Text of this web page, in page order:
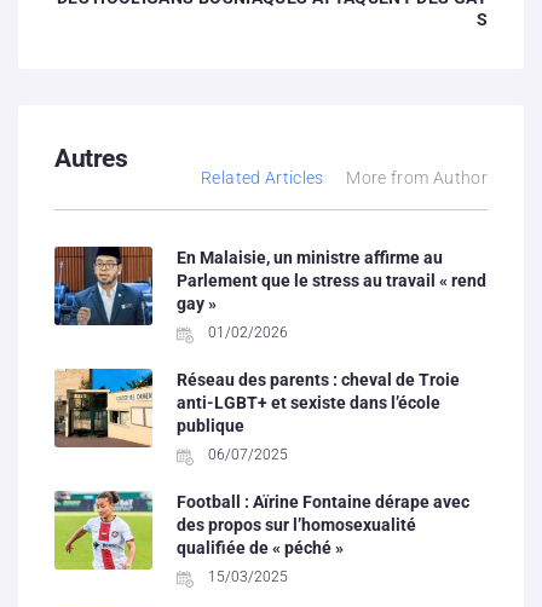
S
Autres
Related Articles More from Author
En Malaisie, un ministre affirme au
Parlement que le stress au travail « rend
gay »
01/02/2026
Réseau des parents : cheval de Troie
anti-LGBT+ et sexiste dans l’école
publique
06/07/2025
Football : Aïrine Fontaine dérape avec
des propos sur l’homosexualité
qualifiée de « péché »
15/03/2025